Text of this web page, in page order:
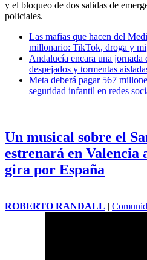
y el bloqueo de dos salidas de
policiales.
Las mafias que hacen del
millonario: TikTok, droga y
Andalucía encara una jornada
despejados y tormentas
Meta deberá pagar 567
seguridad infantil en redes
Un musical sobre el
estrenará en Valencia
gira por España
ROBERTO RANDALL |